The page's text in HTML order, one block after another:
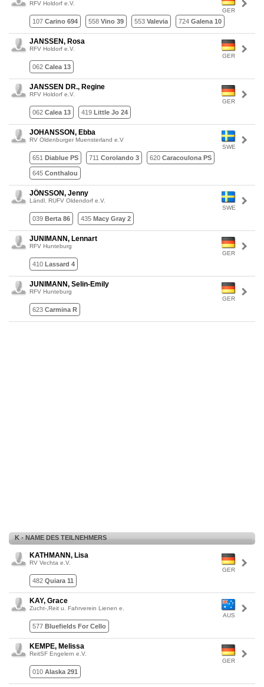
GER
RFV Holdorf e.V.
107 Carino 694 558 Vino 39 553 Valevia 724 Galena 10
GER
JANSSEN, Rosa
RFV Holdorf e.V.
062 Calea 13
GER
JANSSEN DR., Regine
RFV Holdorf e.V.
062 Calea 13 419 Little Jo 24
SWE
JOHANSSON, Ebba
RV Oldenburger Muensterland e.V
651 Diablue PS 711 Corolando 3 620 Caracoulona PS
645 Conthalou
SWE
JÖNSSON, Jenny
Ländl. RUFV Oldendorf e.V.
039 Berta 86 435 Macy Gray 2
GER
JUNIMANN, Lennart
RFV Hunteburg
410 Lassard 4
GER
JUNIMANN, Selin-Emily
RFV Hunteburg
623 Carmina R
K - NAME DES TEILNEHMERS
GER
KATHMANN, Lisa
RV Vechta e.V.
482 Quiara 11
AUS
KAY, Grace
Zucht-,Reit u. Fahrverein Lienen e.
577 Bluefields For Cello
GER
KEMPE, Melissa
ReitSF Engelern e.V.
010 Alaska 291